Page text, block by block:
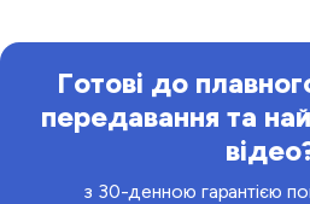
Готові до
передавання та
з 30-денною гарантією